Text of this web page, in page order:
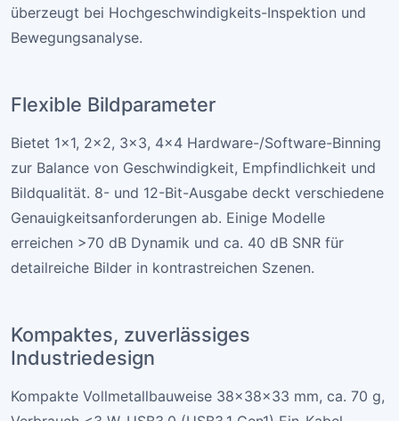
Bildqualität selbst bei langen Belichtungen.
Hochgeschwindigkeitsbildgebung
Alle Modelle unterstützen Global Shutter für schnelle
Dynamik ohne Bewegungsartefakte. Typische 2-MP-
Modelle erreichen 132 fps; selbst bei 20,4 MP sind 17,5
fps bei 4496×4496 möglich. Diese Geschwindigkeit
überzeugt bei Hochgeschwindigkeits-Inspektion und
Bewegungsanalyse.
Flexible Bildparameter
zur Balance von Geschwindigkeit, Empfindlichkeit und